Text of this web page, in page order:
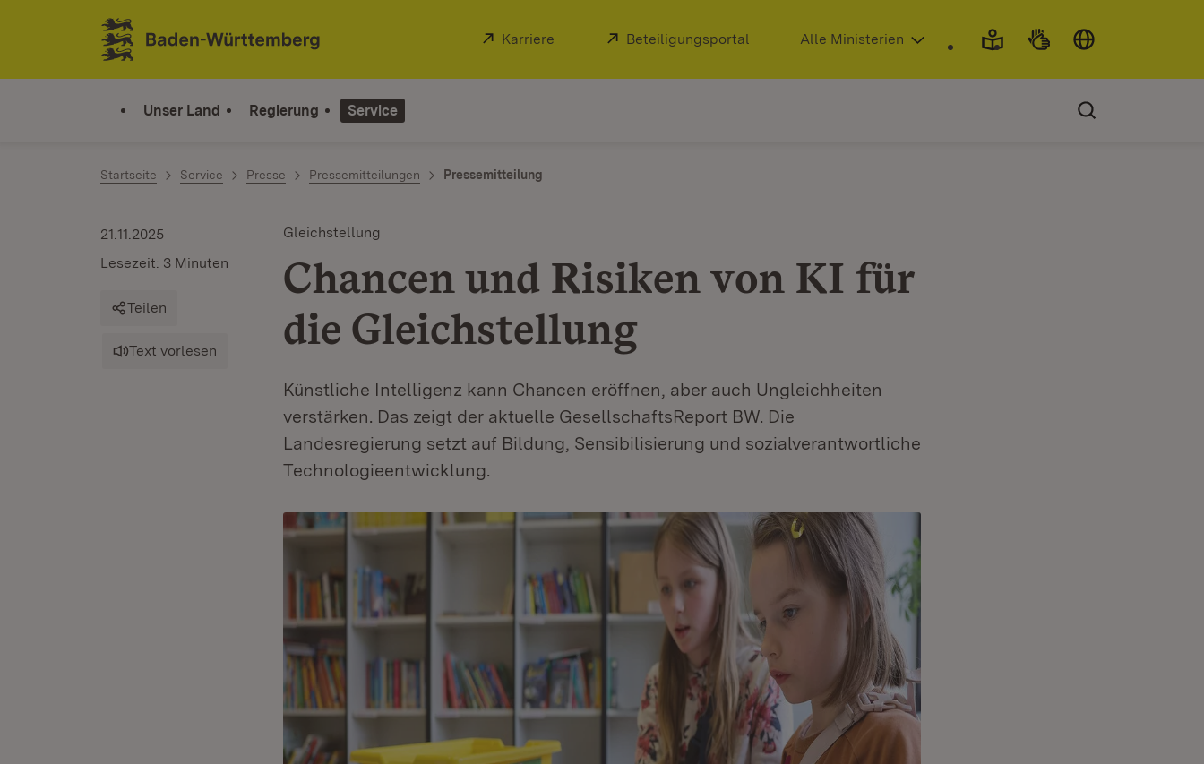
Zum Inhalt springen
Link zur Startseite
Extern:
Karriere (Öffnet in neuem Fenster)
Extern:
Beteiligungsportal (Öffnet in neuem Fenster)
Alle Ministerien
Unser Land Regierung Service
Startseite Service Presse Pressemitteilungen Pressemitteilung
Gleichstellung
Chancen und Risiken von KI für
die Gleichstellung
Künstliche Intelligenz kann Chancen eröffnen, aber auch Ungleichheiten
verstärken. Das zeigt der aktuelle GesellschaftsReport BW. Die
Landesregierung setzt auf Bildung, Sensibilisierung und sozialverantwortliche
Technologieentwicklung.
21.11.2025
Lesezeit: 3 Minuten
Teilen
Text vorlesen